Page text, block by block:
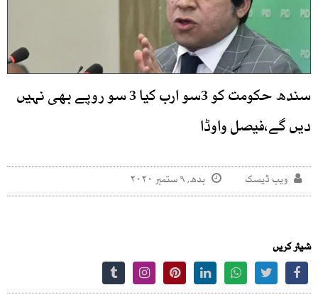
سندھ حکومت کو 3سو ارب کیا 3 سو روپے بھی نہیں
دیں گے،فیصل واوڈا
ویب ڈیسک بدھ, ۹ ستمبر ۲۰۲۰
شیئر کریں